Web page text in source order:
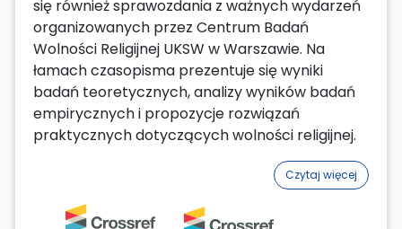
się również sprawozdania z ważnych wydarzeń
organizowanych przez Centrum Badań
Wolności Religijnej UKSW w Warszawie. Na
łamach czasopisma prezentuje się wyniki
badań teoretycznych, analizy wyników badań
empirycznych i propozycje rozwiązań
praktycznych dotyczących wolności religijnej.
Czytaj więcej